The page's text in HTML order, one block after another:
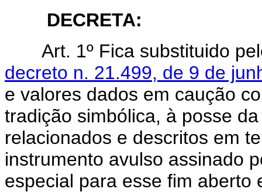
DECRETA:
Art. 1º Fica substituido
decreto n. 21.499, de 9 de
e valores dados em caução
tradição simbólica, à posse
relacionados e descritos em
instrumento avulso assinado
especial para esse fim aberto